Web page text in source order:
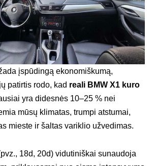
įspūdingą ekonomiškumą,
patirtis rodo, kad reali BMW X1 kuro
yra didesnės 10–25 % nei
mūsų klimatas, trumpi atstumai,
mieste ir šaltas variklio užvedimas.
18d, 20d) vidutiniškai sunaudoja